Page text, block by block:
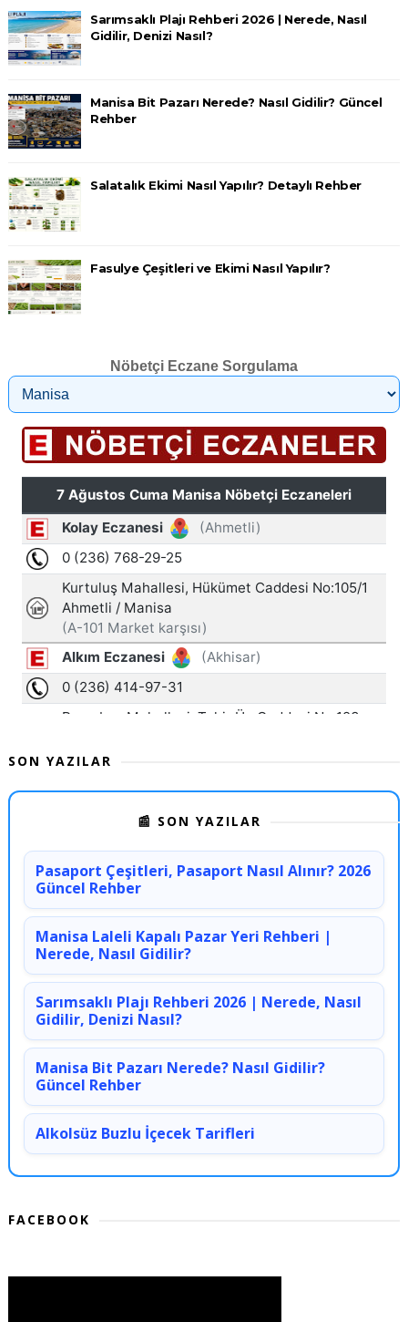
Sarımsaklı Plajı Rehberi 2026 | Nerede, Nasıl
Gidilir, Denizi Nasıl?
Manisa Bit Pazarı Nerede? Nasıl Gidilir? Güncel
Rehber
Salatalık Ekimi Nasıl Yapılır? Detaylı Rehber
Fasulye Çeşitleri ve Ekimi Nasıl Yapılır?
Nöbetçi Eczane Sorgulama
SON YAZILAR
📰 SON YAZILAR
Pasaport Çeşitleri, Pasaport Nasıl Alınır? 2026
Güncel Rehber
Manisa Laleli Kapalı Pazar Yeri Rehberi |
Nerede, Nasıl Gidilir?
Sarımsaklı Plajı Rehberi 2026 | Nerede, Nasıl
Gidilir, Denizi Nasıl?
Manisa Bit Pazarı Nerede? Nasıl Gidilir?
Güncel Rehber
Alkolsüz Buzlu İçecek Tarifleri
FACEBOOK